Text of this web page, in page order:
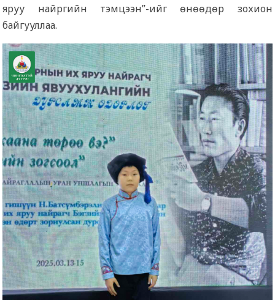
яруу найргийн тэмцээн”-ийг өнөөдөр зохион
байгууллаа.